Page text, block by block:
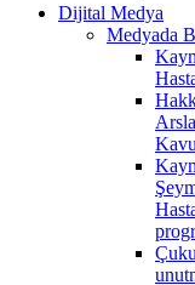
Dijital Medya
Medyada